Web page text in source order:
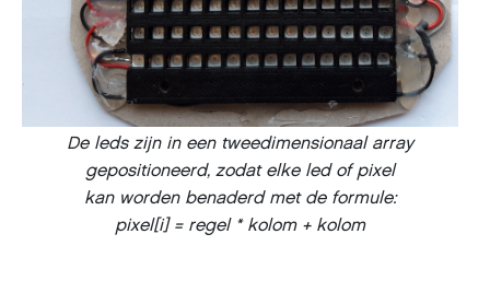
De leds zijn in een tweedimensionaal array
gepositioneerd, zodat elke led of pixel
kan worden benaderd met de formule:
pixel[i] = regel * kolom + kolom